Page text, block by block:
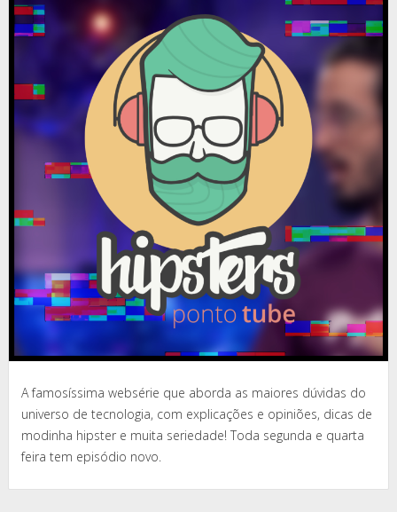
A famosíssima websérie que aborda as maiores dúvidas do
universo de tecnologia, com explicações e opiniões, dicas de
modinha hipster e muita seriedade! Toda segunda e quarta
feira tem episódio novo.